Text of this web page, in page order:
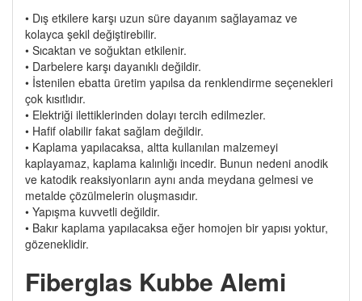
• Dış etkilere karşı uzun süre dayanım sağlayamaz ve
kolayca şekil değiştirebilir.
• Sıcaktan ve soğuktan etkilenir.
• Darbelere karşı dayanıklı değildir.
• İstenilen ebatta üretim yapılsa da renklendirme seçenekleri
çok kısıtlıdır.
• Elektriği ilettiklerinden dolayı tercih edilmezler.
• Hafif olabilir fakat sağlam değildir.
• Kaplama yapılacaksa, altta kullanılan malzemeyi
kaplayamaz, kaplama kalınlığı incedir. Bunun nedeni anodik
ve katodik reaksiyonların aynı anda meydana gelmesi ve
metalde çözülmelerin oluşmasıdır.
• Yapışma kuvvetli değildir.
• Bakır kaplama yapılacaksa eğer homojen bir yapısı yoktur,
gözeneklidir.
Fiberglas Kubbe Alemi